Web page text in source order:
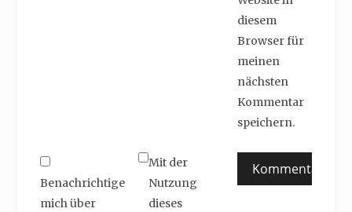
diesem
Browser für
meinen
nächsten
Kommentar
speichern.
Benachrichtige
mich über
Mit der
Nutzung
dieses